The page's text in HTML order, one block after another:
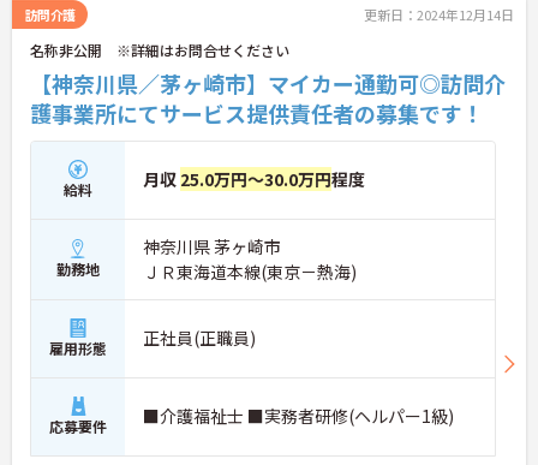
訪問介護 更新日：2024年12月14日
名称非公開 ※詳細はお問合せください
【神奈川県／茅ヶ崎市】マイカー通勤可◎訪問介
護事業所にてサービス提供責任者の募集です！
給料 月収 25.0万円～30.0万円程度
勤務地
神奈川県 茅ヶ崎市
ＪＲ東海道本線(東京－熱海)
雇用形態 正社員(正職員)
応募要件 ■介護福祉士 ■実務者研修(ヘルパー1級)